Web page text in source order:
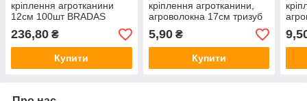
кріплення агротканини
12см 100шт BRADAS
Польща
236,80 ₴
Купити
кріплення агротканини,
агроволокна 17см тризуб
BRADAS Польща
5,90₴
Купити